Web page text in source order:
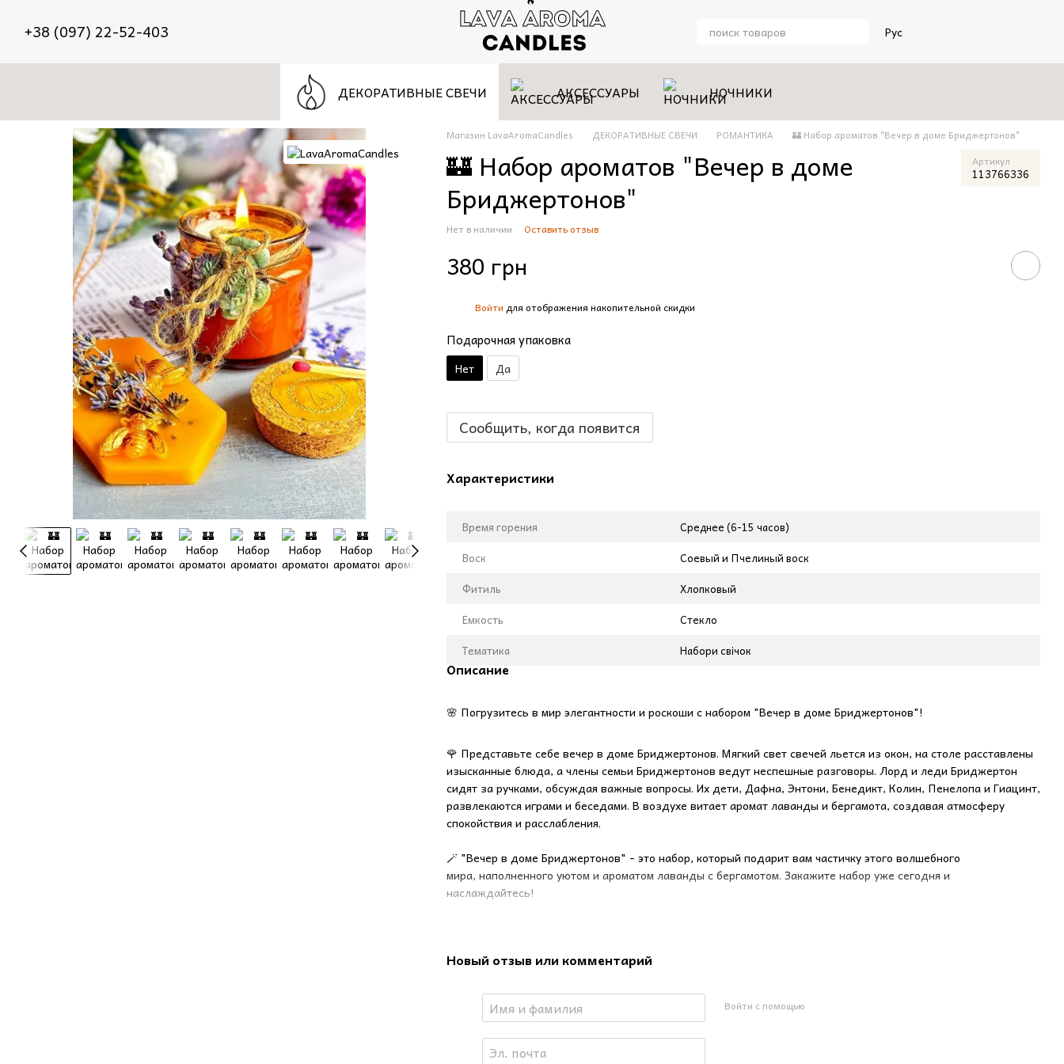
+38 (097) 22-52-403 Рус
ДЕКОРАТИВНЫЕ СВЕЧИ АКСЕССУАРЫ НОЧНИКИ
Магазин LavaAromaCandles ДЕКОРАТИВНЫЕ СВЕЧИ РОМАНТИКА 🏰 Набор ароматов "Вечер в доме Бриджертонов"
🏰 Набор ароматов "Вечер в доме
Бриджертонов"
Артикул
113766336
Нет в наличии Оставить отзыв
380 грн
Войти для отображения накопительной скидки
Подарочная упаковка
Нет Да
Сообщить, когда появится
Характеристики
Время горения
Среднее (6-15 часов)
Воск
Соевый и Пчелиный воск
Фитиль
Хлопковый
Емкость
Стекло
Тематика
Набори свічок
Описание
🌸 Погрузитесь в мир элегантности и роскоши с набором "Вечер в доме Бриджертонов"!
🌹 Представьте себе вечер в доме Бриджертонов. Мягкий свет свечей льется из окон, на столе расставлены
изысканные блюда, а члены семьи Бриджертонов ведут неспешные разговоры. Лорд и леди Бриджертон
сидят за ручками, обсуждая важные вопросы. Их дети, Дафна, Энтони, Бенедикт, Колин, Пенелопа и Гиацинт,
развлекаются играми и беседами. В воздухе витает аромат лаванды и бергамота, создавая атмосферу
спокойствия и расслабления.
🪄 "Вечер в доме Бриджертонов" - это набор, который подарит вам частичку этого волшебного
мира, наполненного уютом и ароматом лаванды с бергамотом. Закажите набор уже сегодня и
наслаждайтесь!
🕯️ Свеча из соевого воска в янтарном стекле: Аромат: Успокаивающий, расслабляющий, лаванда и бергамот.
баночке есть наклейка, от которой можно зажечь спички. В комплекте 4 спички.
🐝 Ароматический саше: Украшенное пчелами, которые являются символом Бриджертонов. Аромат
лавандового вечера. Можно положить возле кровати, у рабочего места или в шкафу с бельем.
📚 2 открытки для атмосферы, которые можно использовать как закладку в книгу. Вы же задумали читать
Новый отзыв или комментарий
Войти с помощью